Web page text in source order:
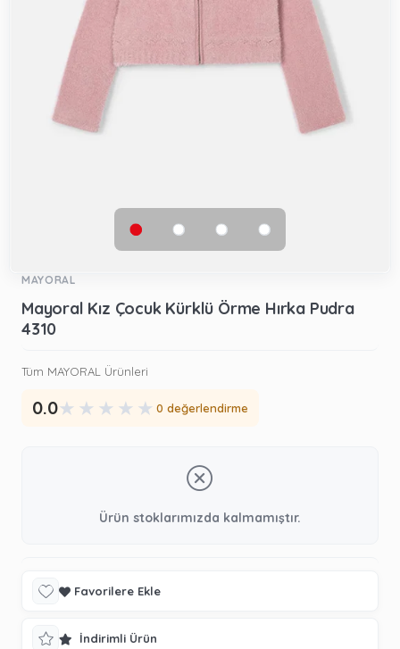
MAYORAL
Mayoral Kız Çocuk Kürklü Örme Hırka Pudra
4310
Tüm MAYORAL Ürünleri
0.0★ ★ ★ ★ ★ 0 değerlendirme
Ürün stoklarımızda kalmamıştır.
Favorilere Ekle
İndirimli Ürün